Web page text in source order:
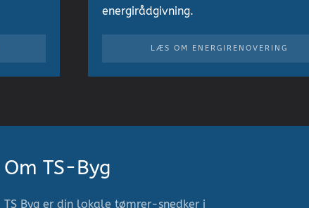
energirådgivning.
LÆS OM ENERGIRENOVERING
Om TS-Byg
TS Byg er din lokale tømrer-snedker i